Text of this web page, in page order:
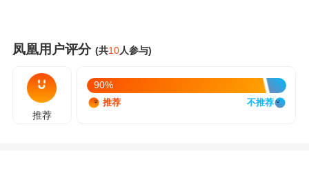
凤凰用户评分 (共10人参与)
推荐
90%
推荐 不推荐